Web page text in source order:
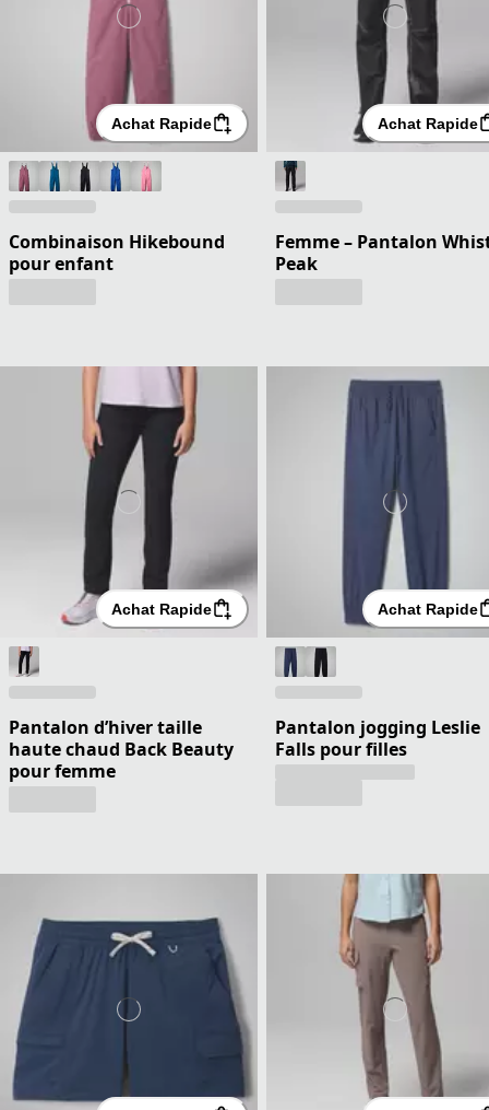
Achat Rapide
Combinaison Hikebound
pour enfant
Achat Rapide
Femme – Pantalon
Peak
Achat Rapide
Pantalon d’hiver taille
haute chaud Back Beauty
pour femme
Achat Rapide
Pantalon jogging Leslie
Falls pour filles